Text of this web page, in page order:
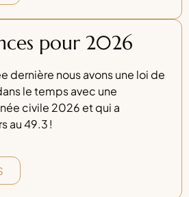
pour 2026
dernière nous avons une loi de
le temps avec une
civile 2026 et qui a
au 49.3 !